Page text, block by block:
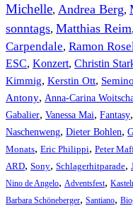
Michelle, Andrea Berg,
sonntags, Matthias Reim,
Carpendale, Ramon
ESC, Konzert, Christin
Kimmig, Kerstin Ott,
Antony, Anna-Carina
Gabalier, Vanessa Mai, Fantasy,
Naschenweng, Dieter Bohlen,
Monats, Eric Philippi, Peter
ARD, Sony, Schlagerhitparade,
Nino de Angelo, Adventsfest,
Barbara Schöneberger, Santiano,